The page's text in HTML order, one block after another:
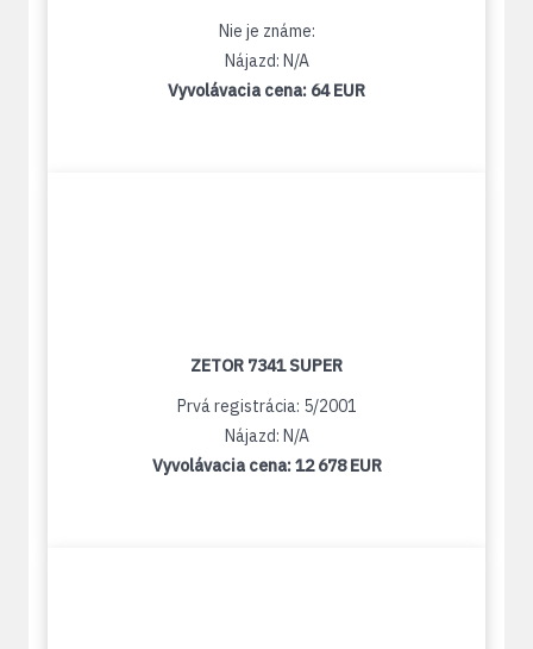
Nie je známe:
Nájazd: N/A
Vyvolávacia cena: 64 EUR
ZETOR 7341 SUPER
Prvá registrácia: 5/2001
Nájazd: N/A
Vyvolávacia cena:12 678 EUR